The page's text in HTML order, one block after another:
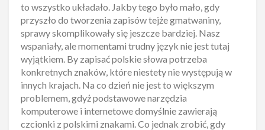
to wszystko układało. Jakby tego było mało, gdy
przyszło do tworzenia zapisów tejże gmatwaniny,
sprawy skomplikowały się jeszcze bardziej. Nasz
wspaniały, ale momentami trudny język nie jest tutaj
wyjątkiem. By zapisać polskie słowa potrzeba
konkretnych znaków, które niestety nie występują w
innych krajach. Na co dzień nie jest to większym
problemem, gdyż podstawowe narzędzia
komputerowe i internetowe domyślnie zawierają
czcionki z polskimi znakami. Co jednak zrobić, gdy